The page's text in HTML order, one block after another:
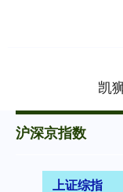
凯
沪深京指数
上证综指